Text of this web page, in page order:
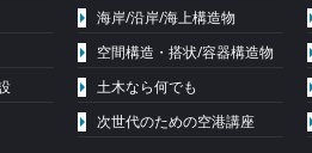
海岸/沿岸/海上構造物
空間構造・搭状/容器構造物
土木なら何でも
次世代のための空港講座